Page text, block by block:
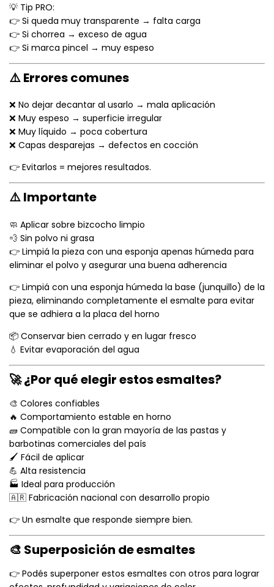
💡 Tip PRO:
👉 Si queda muy transparente → falta carga
👉 Si chorrea → exceso de agua
👉 Si marca pincel → muy espeso
⚠️ Errores comunes
❌ No dejar decantar al usarlo → mala aplicación
❌ Muy espeso → superficie irregular
❌ Muy líquido → poca cobertura
❌ Capas desparejas → defectos en cocción
👉 Evitarlos = mejores resultados.
⚠️ Importante
🧼 Aplicar sobre bizcocho limpio
💨 Sin polvo ni grasa
👉 Limpiá la pieza con una esponja apenas húmeda para
eliminar el polvo y asegurar una buena adherencia
👉 Limpiá con una esponja húmeda la base (junquillo) de la
pieza, eliminando completamente el esmalte para evitar
que se adhiera a la placa del horno
📦 Conservar bien cerrado y en lugar fresco
💧 Evitar evaporación del agua
🚀 ¿Por qué elegir estos esmaltes?
🎨 Colores confiables
🔥 Comportamiento estable en horno
🧱 Compatible con la gran mayoría de las pastas y
barbotinas comerciales del país
🖌️ Fácil de aplicar
💪 Alta resistencia
🏭 Ideal para producción
🇦🇷 Fabricación nacional con desarrollo propio
👉 Un esmalte que responde siempre bien.
🎨 Superposición de esmaltes
👉 Podés superponer estos esmaltes con otros para lograr